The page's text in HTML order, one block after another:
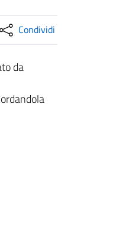
Condividi
da